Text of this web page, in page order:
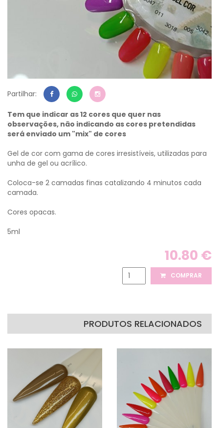
Partilhar:
Tem que indicar as 12 cores que quer nas
observações, não indicando as cores pretendidas
será enviado um "mix" de cores
Gel de cor com gama de cores irresistíveis, utilizadas para
unha de gel ou acrílico.
Coloca-se 2 camadas finas catalizando 4 minutos cada
camada.
Cores opacas.
5ml
10.80 €
COMPRAR
PRODUTOS RELACIONADOS